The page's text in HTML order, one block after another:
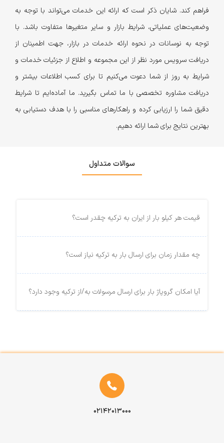
فراهم کند. شایان ذکر است که ارائه این خدمات می‌تواند با توجه به
وضعیت‌های عملیاتی، شرایط بازار و سایر متغیرها متفاوت باشد. با
توجه به نوسانات در نحوه ارائه خدمات در بازار، جهت اطمینان از
دریافت سرویس مورد نظر از این مجموعه و اطلاع از جزئیات خدمات و
شرایط به روز از شما دعوت می‌کنیم تا برای کسب اطلاعات بیشتر و
دریافت مشاوره تخصصی با ما تماس بگیرید. ما آماده‌ایم تا شرایط
دقیق شما را ارزیابی کرده و راهکارهای مناسبی را با هدف دستیابی به
بهترین نتایج برای شما ارائه دهیم.
سوالات متداول
قیمت هر کیلو بار از ایران به ترکیه چقدر است؟
چه مقدار زمان برای ارسال بار به ترکیه نیاز است؟
آیا امکان گروپاژ بار برای ارسال مرسولات به/از ترکیه وجود دارد؟
۰۲۱۴۲۰۱۳۰۰۰